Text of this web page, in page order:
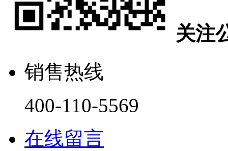
关注
销售热线
400-110-5569
在线留言